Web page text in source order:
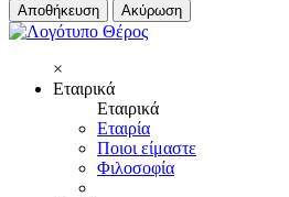
Αποθήκευση Ακύρωση
×
Εταιρικά
Εταιρικά
Εταιρία
Ποιοι είμαστε
Φιλοσοφία